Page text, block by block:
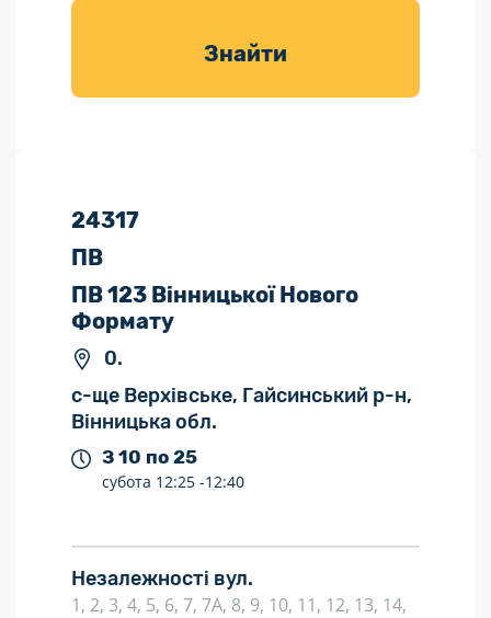
товарів для
Знайти
24317
ПВ
ПВ 123 Вінницької Нового
Формату
0.
с-ще Верхівське, Гайсинський р-н,
Вінницька обл.
З 10 по 25
субота 12:25 -12:40
Незалежності вул.
1, 2, 3, 4, 5, 6, 7, 7А, 8, 9, 10, 11, 12, 13, 14,